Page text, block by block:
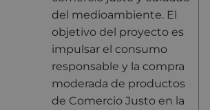
del medioambiente. El
objetivo del proyecto es
impulsar el consumo
responsable y la compra
moderada de productos
de Comercio Justo en la